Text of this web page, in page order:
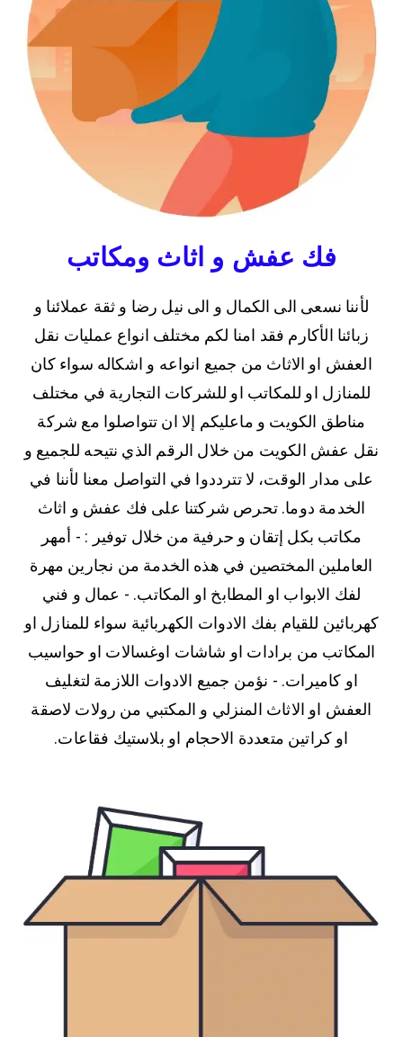
فك عفش و اثاث ومكاتب
لأننا نسعى الى الكمال و الى نيل رضا و ثقة عملائنا و
زبائنا الأكارم فقد امنا لكم مختلف انواع عمليات نقل
العفش او الاثاث من جميع انواعه و اشكاله سواء كان
للمنازل او للمكاتب او للشركات التجارية في مختلف
مناطق الكويت و ماعليكم إلا ان تتواصلوا مع شركة
نقل عفش الكويت من خلال الرقم الذي نتيحه للجميع و
على مدار الوقت، لا تترددوا في التواصل معنا لأننا في
الخدمة دوما. تحرص شركتنا على فك عفش و اثاث
مكاتب بكل إتقان و حرفية من خلال توفير : - أمهر
العاملين المختصين في هذه الخدمة من نجارين مهرة
لفك الابواب او المطابخ او المكاتب. - عمال و فني
كهربائين للقيام بفك الادوات الكهربائية سواء للمنازل او
المكاتب من برادات او شاشات اوغسالات او حواسيب
او كاميرات. - نؤمن جميع الادوات اللازمة لتغليف
العفش او الاثاث المنزلي و المكتبي من رولات لاصقة
او كراتين متعددة الاحجام او بلاستيك فقاعات.